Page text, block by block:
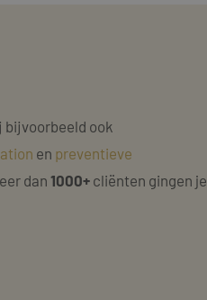
bijvoorbeeld ook
en preventieve
dan1000+cliënten gingen je